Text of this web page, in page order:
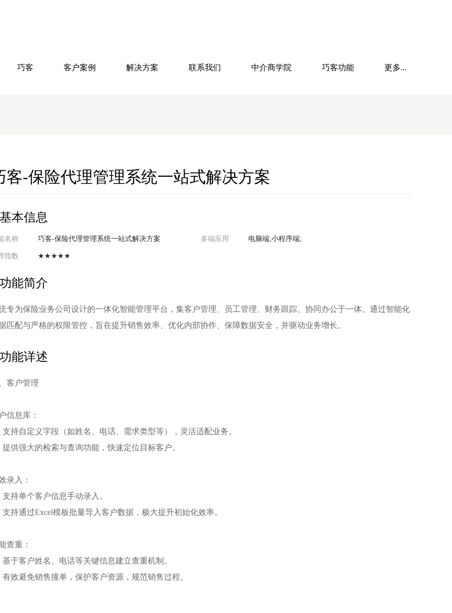
巧客 客户案例 解决方案 联系我们 中介商学院 巧客功能 更多...
客-保险代理管理系统一站式解决方案
基本信息
名称 巧客-保险代理管理系统一站式解决方案 多端应用 电脑端;小程序端;
指数 ★★★★★
功能简介
专为保险业务公司设计的一体化智能管理平台，集客户管理、员工管理、财务跟踪、协同办公于一体。通过智能化
匹配与严格的权限管控，旨在提升销售效率、优化内部协作、保障数据安全，并驱动业务增长。
功能详述
客户管理
信息库：
支持自定义字段（如姓名、电话、需求类型等），灵活适配业务。
提供强大的检索与查询功能，快速定位目标客户。
录入：
支持单个客户信息手动录入。
支持通过Excel模板批量导入客户数据，极大提升初始化效率。
查重：
基于客户姓名、电话等关键信息建立查重机制。
有效避免销售撞单，保护客户资源，规范销售过程。